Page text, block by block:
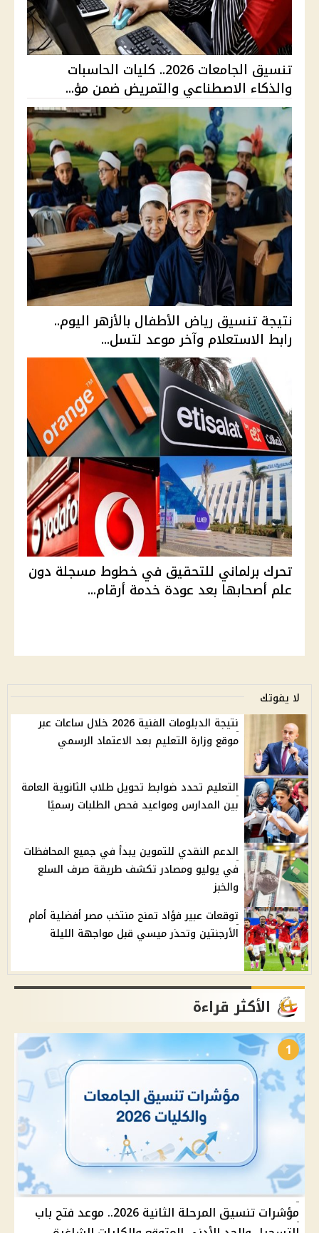
تنسيق الجامعات 2026.. كليات الحاسبات
والذكاء الاصطناعي والتمريض ضمن مؤ...
نتيجة تنسيق رياض الأطفال بالأزهر اليوم..
رابط الاستعلام وآخر موعد لتسل...
تحرك برلماني للتحقيق في خطوط مسجلة دون
علم أصحابها بعد عودة خدمة أرقام...
لا يفوتك
نتيجة الدبلومات الفنية 2026 خلال ساعات عبر
موقع وزارة التعليم بعد الاعتماد الرسمي
التعليم تحدد ضوابط تحويل طلاب الثانوية العامة
بين المدارس ومواعيد فحص الطلبات رسميًا
الدعم النقدي للتموين يبدأ في جميع المحافظات
في يوليو ومصادر تكشف طريقة صرف السلع
والخبز
توقعات عبير فؤاد تمنح منتخب مصر أفضلية أمام
الأرجنتين وتحذر ميسي قبل مواجهة الليلة
الأكثر قراءة
1
مؤشرات تنسيق المرحلة الثانية 2026.. موعد فتح باب